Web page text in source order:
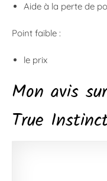
Aide à la perte de
Point faible :
le prix
Mon avis
True